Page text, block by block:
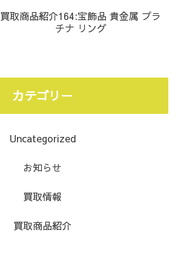
買取商品紹介164:宝飾品 貴金属 プラ
チナ リング
カテゴリー
Uncategorized
お知らせ
買取情報
買取商品紹介